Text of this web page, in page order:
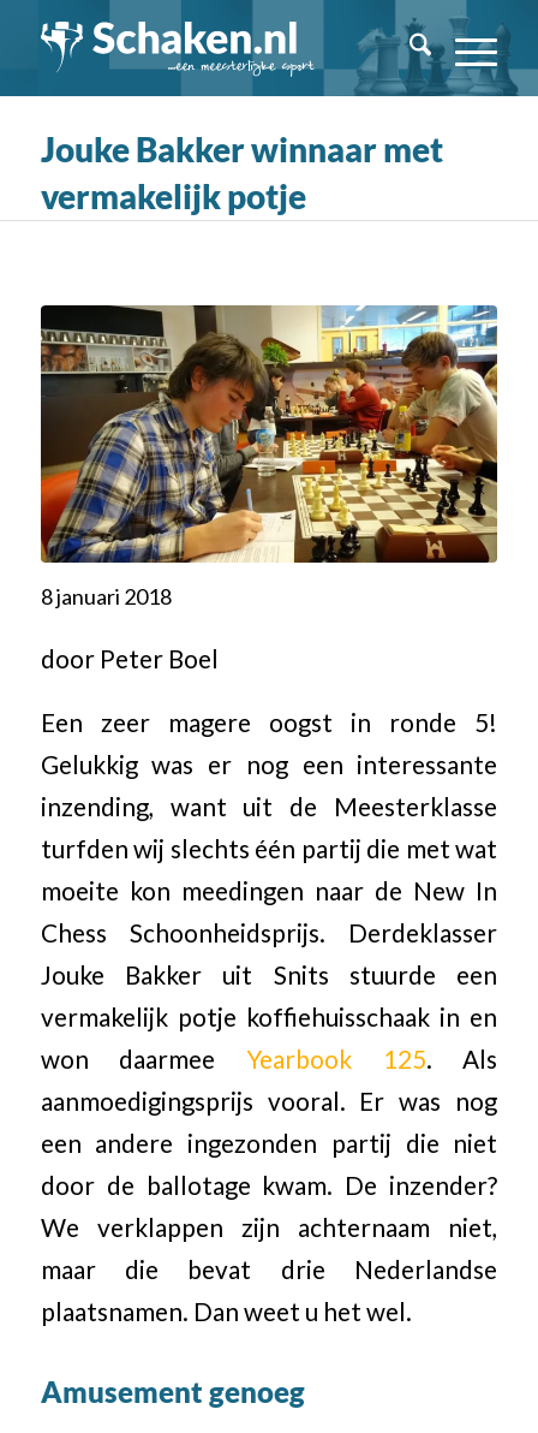
Jouke Bakker winnaar met
vermakelijk potje
8 januari 2018
door Peter Boel
Een zeer magere oogst in ronde 5!
Gelukkig was er nog een interessante
inzending, want uit de Meesterklasse
turfden wij slechts één partij die met wat
moeite kon meedingen naar de New In
Chess Schoonheidsprijs. Derdeklasser
Jouke Bakker uit Snits stuurde een
vermakelijk potje koffiehuisschaak in en
won daarmee Yearbook 125. Als
aanmoedigingsprijs vooral. Er was nog
een andere ingezonden partij die niet
door de ballotage kwam. De inzender?
We verklappen zijn achternaam niet,
maar die bevat drie Nederlandse
plaatsnamen. Dan weet u het wel.
Amusement genoeg